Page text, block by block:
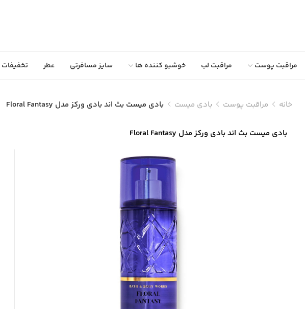
مراقبت پوست مراقبت لب خوشبو کننده ها سایز مسافرتی عطر تخفیفات
خانه مراقبت پوست بادی میست بادی میست بث اند بادی ورکز مدل Floral Fantasy
بادی میست بث اند بادی ورکز مدل Floral Fantasy